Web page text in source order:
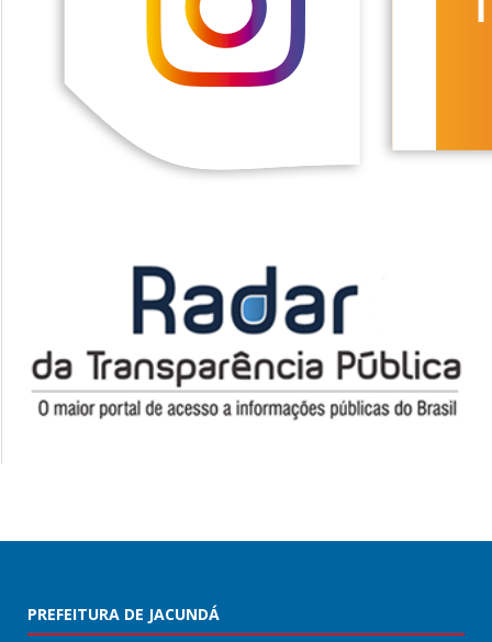
PREFEITURA DE JACUNDÁ